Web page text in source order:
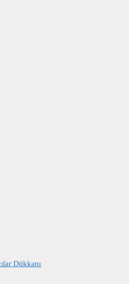
Dükkanı